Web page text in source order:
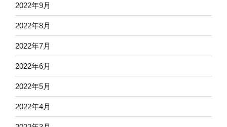
2022年9月
2022年8月
2022年7月
2022年6月
2022年5月
2022年4月